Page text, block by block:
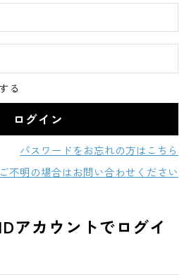
る
パスワードをお忘れの方はこちら
不明の場合はお問い合わせください
アカウントでログイ